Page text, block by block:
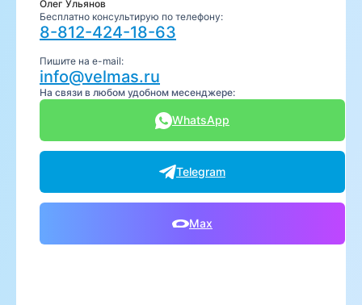
Олег Ульянов
Бесплатно консультирую по телефону:
8-812-424-18-63
Пишите на e-mail:
info@velmas.ru
На связи в любом удобном месенджере:
WhatsApp
Telegram
Max